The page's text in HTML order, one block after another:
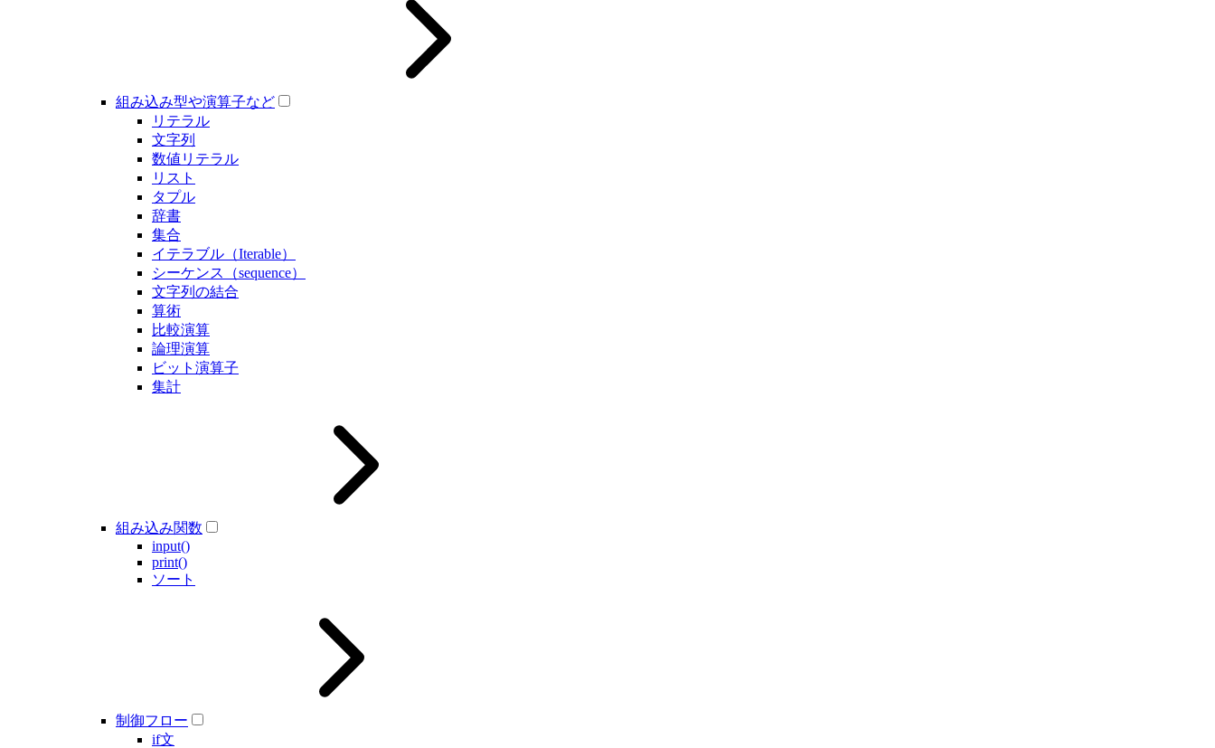
組み込み型や演算子など
リテラル
文字列
数値リテラル
リスト
タプル
辞書
集合
イテラブル（Iterable）
シーケンス（sequence）
文字列の結合
算術
比較演算
論理演算
ビット演算子
集計
組み込み関数
input()
print()
ソート
制御フロー
if文